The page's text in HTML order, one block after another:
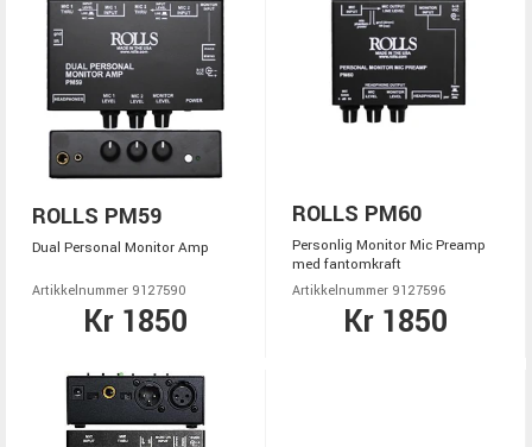
ROLLS PM59
Dual Personal Monitor Amp
Artikkelnummer 9127590
Kr 1850
ROLLS PM60
Personlig Monitor Mic Preamp
med fantomkraft
Artikkelnummer 9127596
Kr 1850